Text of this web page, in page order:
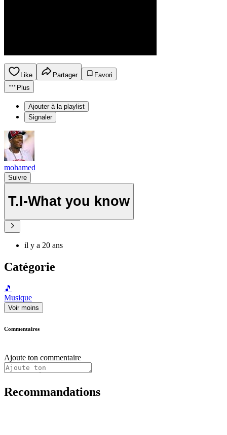
Like Partager
Favori
Plus
Ajouter à la playlist
Signaler
mohamed
Suivre
T.I-What you know
il y a 20 ans
Catégorie
🎵
Musique
Voir moins
Commentaires
Ajoute ton commentaire
Recommandations